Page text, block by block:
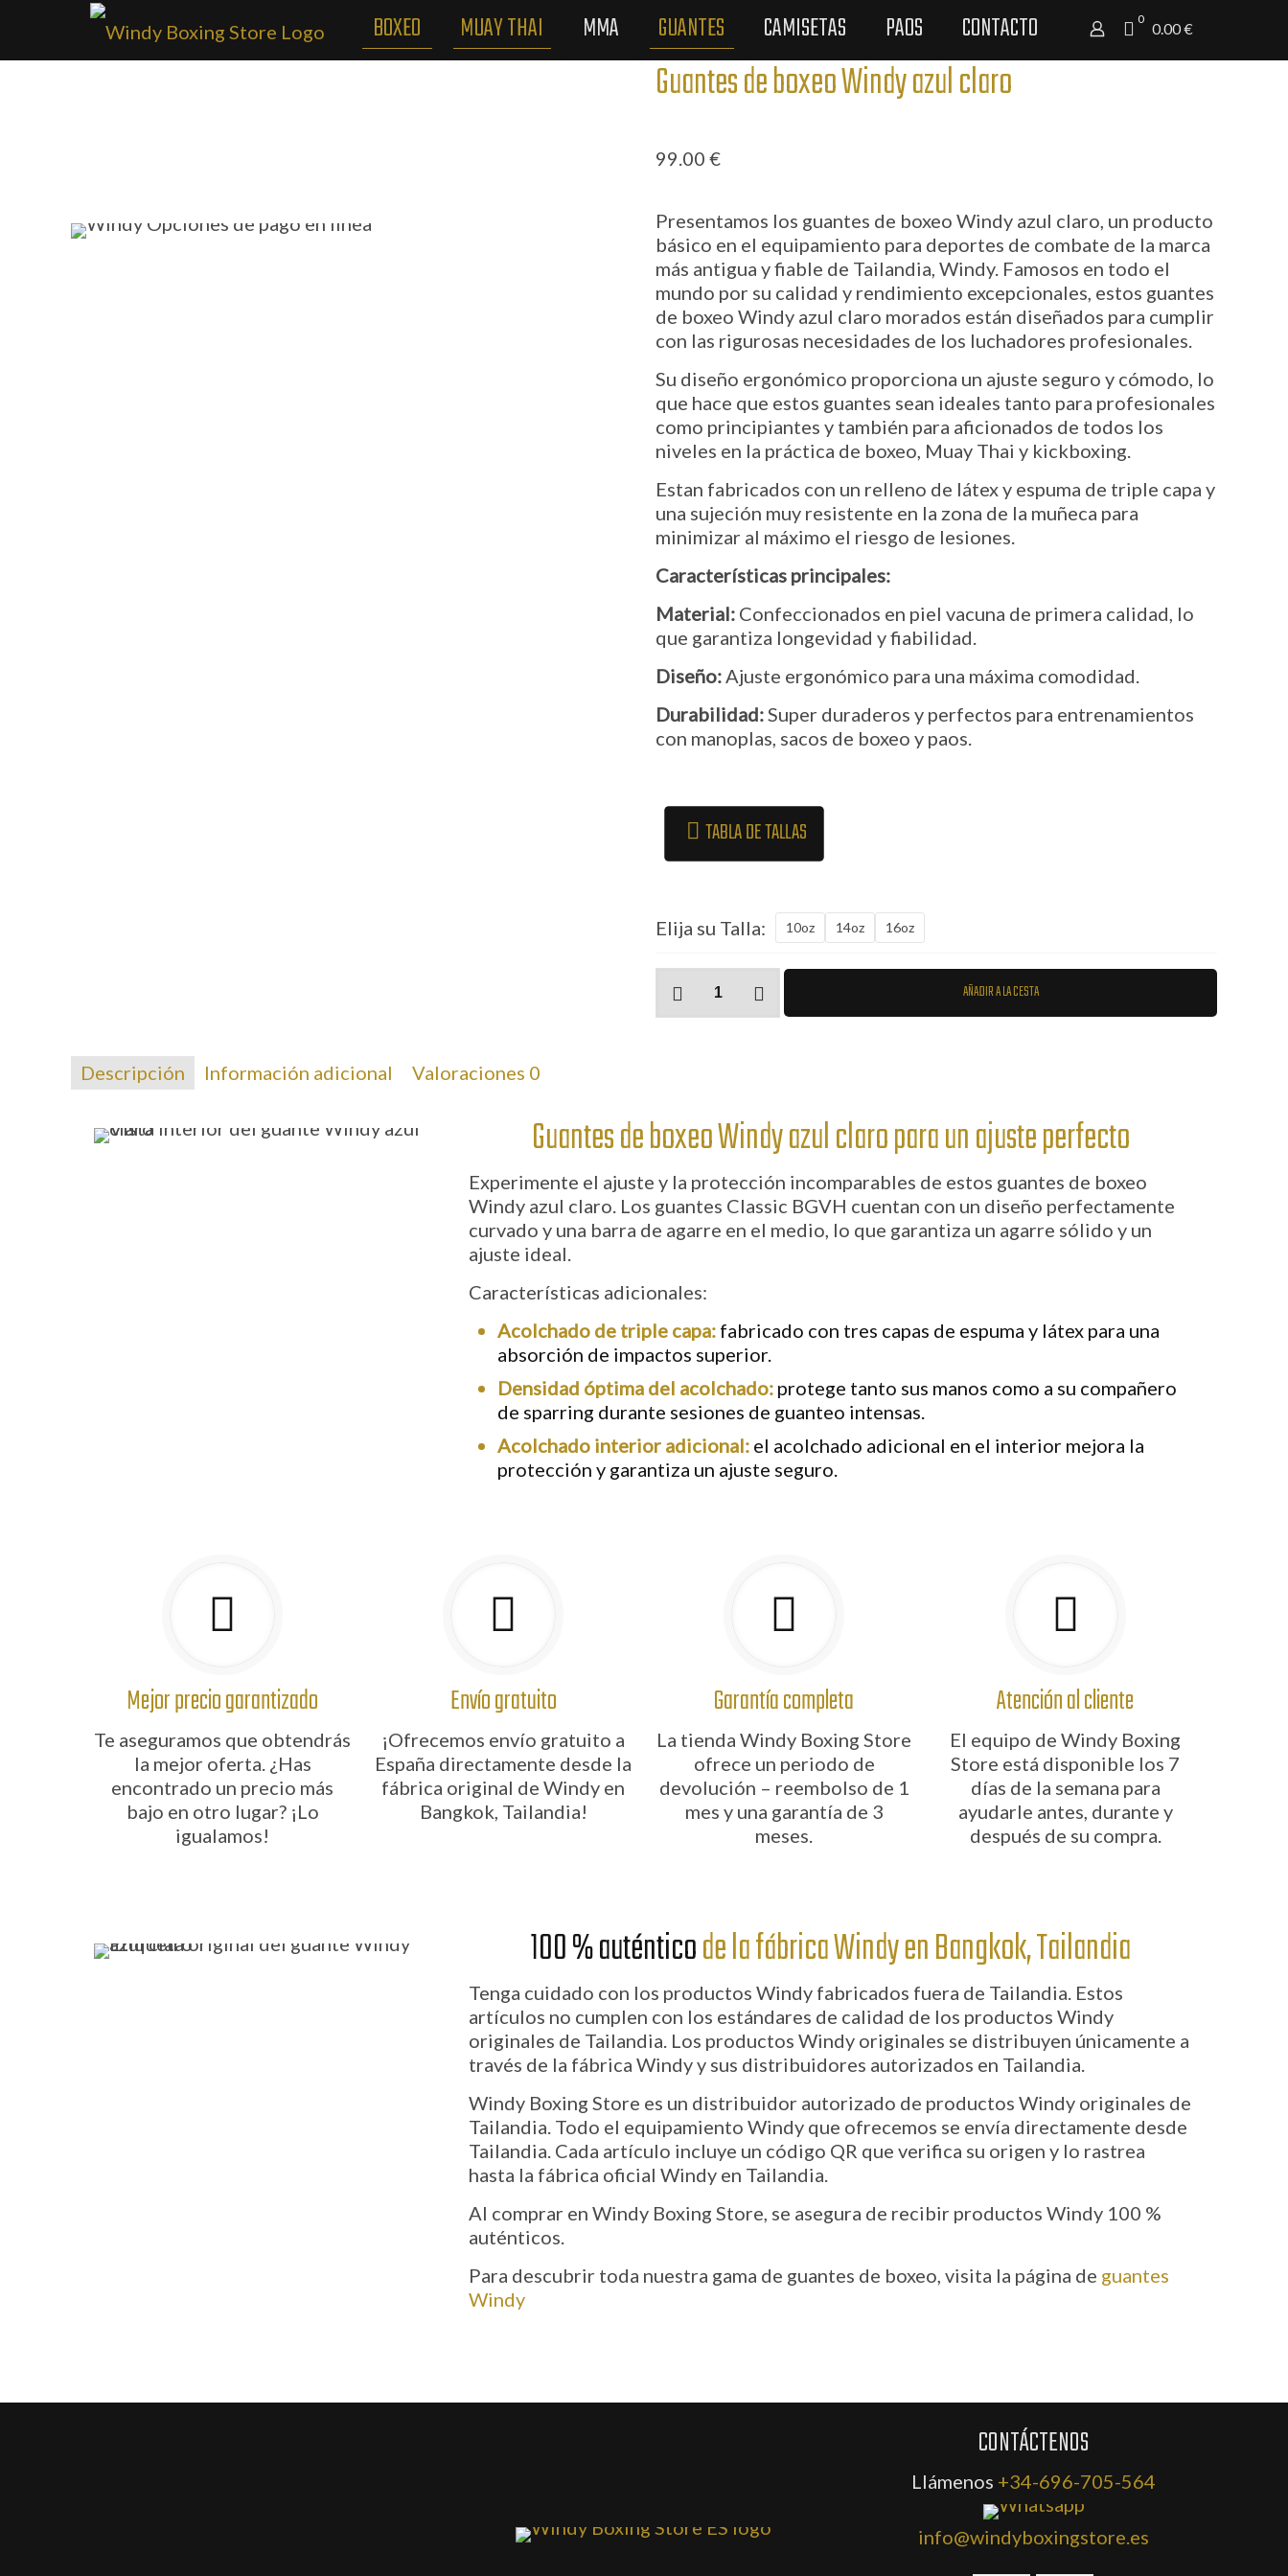
BOXEO MUAY THAI MMA GUANTES CAMISETAS PAOS CONTACTO 0
0.00 €
Guantes de boxeo Windy azul claro
99.00 €
Presentamos los guantes de boxeo Windy azul claro, un producto
básico en el equipamiento para deportes de combate de la marca
más antigua y fiable de Tailandia, Windy. Famosos en todo el
mundo por su calidad y rendimiento excepcionales, estos guantes
de boxeo Windy azul claro morados están diseñados para cumplir
con las rigurosas necesidades de los luchadores profesionales.
Su diseño ergonómico proporciona un ajuste seguro y cómodo, lo
que hace que estos guantes sean ideales tanto para profesionales
como principiantes y también para aficionados de todos los
niveles en la práctica de boxeo, Muay Thai y kickboxing.
Estan fabricados con un relleno de látex y espuma de triple capa y
una sujeción muy resistente en la zona de la muñeca para
minimizar al máximo el riesgo de lesiones.
Características principales:
Material: Confeccionados en piel vacuna de primera calidad, lo
que garantiza longevidad y fiabilidad.
Diseño:Ajuste ergonómico para una máxima comodidad.
Durabilidad:Super duraderos y perfectos para entrenamientos
con manoplas, sacos de boxeo y paos.
TABLA DE TALLAS
Elija su Talla: 10oz 14oz 16oz
de
cantidad
AÑADIR A LA CESTA
Descripción Información adicional Valoraciones 0
Guantes de boxeo Windy azul claro para un ajuste perfecto
Experimente el ajuste y la protección incomparables de estos guantes de boxeo
Windy azul claro. Los guantes Classic BGVH cuentan con un diseño perfectamente
curvado y una barra de agarre en el medio, lo que garantiza un agarre sólido y un
ajuste ideal.
Características adicionales:
Acolchado de triple capa: fabricado con tres capas de espuma y látex para una
absorción de impactos superior.
Densidad óptima del acolchado:protege tanto sus manos como a su compañero
de sparring durante sesiones de guanteo intensas.
Acolchado interior adicional: el acolchado adicional en el interior mejora la
protección y garantiza un ajuste seguro.
Mejor precio garantizado
Te aseguramos que obtendrás
la mejor oferta. ¿Has
encontrado un precio más
bajo en otro lugar? ¡Lo
igualamos!
Envío gratuito
¡Ofrecemos envío gratuito a
España directamente desde la
fábrica original de Windy en
Bangkok, Tailandia!
Garantía completa
La tienda Windy Boxing Store
ofrece un periodo de
devolución – reembolso de 1
mes y una garantía de 3
meses.
Atención al cliente
El equipo de Windy Boxing
Store está disponible los 7
días de la semana para
ayudarle antes, durante y
después de su compra.
100 % auténticode la fábrica Windy en Bangkok, Tailandia
Tenga cuidado con los productos Windy fabricados fuera de Tailandia. Estos
artículos no cumplen con los estándares de calidad de los productos Windy
originales de Tailandia. Los productos Windy originales se distribuyen únicamente a
través de la fábrica Windy y sus distribuidores autorizados en Tailandia.
Windy Boxing Store es un distribuidor autorizado de productos Windy originales de
Tailandia. Todo el equipamiento Windy que ofrecemos se envía directamente desde
Tailandia. Cada artículo incluye un código QR que verifica su origen y lo rastrea
hasta la fábrica oficial Windy en Tailandia.
Al comprar en Windy Boxing Store, se asegura de recibir productos Windy 100 %
auténticos.
Para descubrir toda nuestra gama de guantes de boxeo, visita la página de guantes
Windy
CONTÁCTENOS
Llámenos +34-696-705-564
info@windyboxingstore.es